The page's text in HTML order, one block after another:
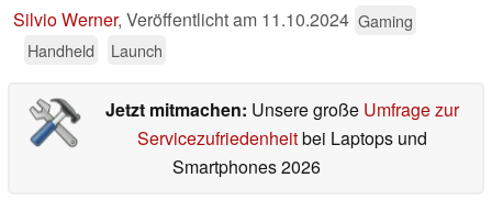
Silvio Werner, Veröffentlicht am 11.10.2024 Gaming
Handheld
Launch
Jetzt mitmachen: Unsere große Umfrage zur
Servicezufriedenheitbei Laptops und
Smartphones 2026